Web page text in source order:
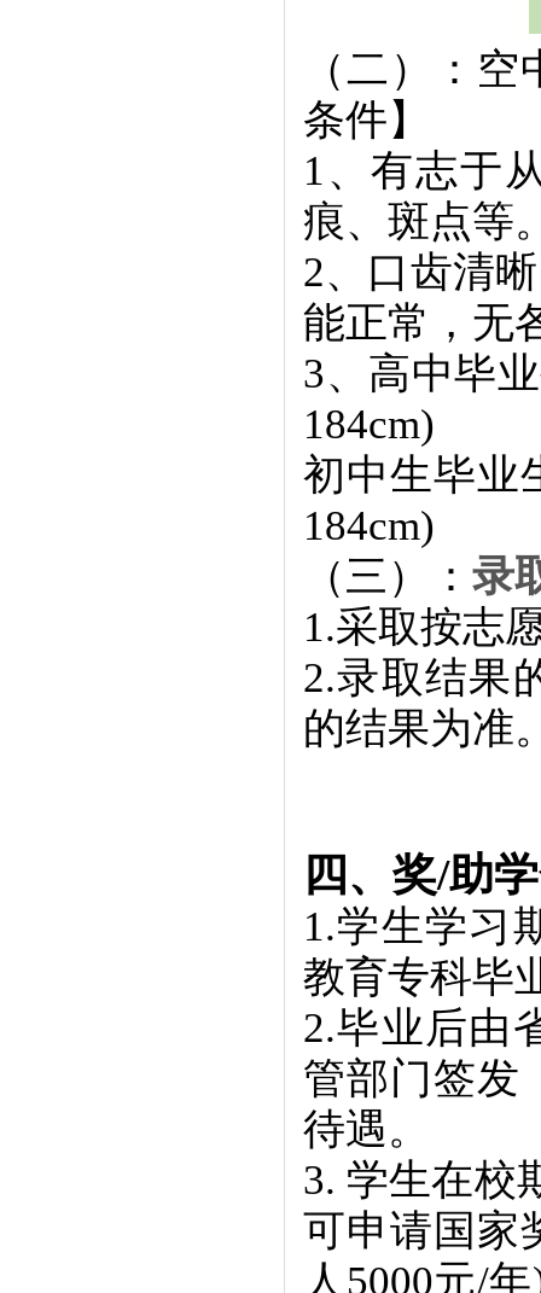
（二）：
条件】
1、有志于
痕、斑点等
2、口齿清
能正常，无
3、高中毕
184cm)
初中生毕业
184cm)
（三）： 录
1.采取按志
2.录取结果
的结果为准
四、奖/助
1.学生学习
教育专科毕
2.毕业后由
管部门签发
待遇。
3. 学生在校
可申请国家
人5000元/